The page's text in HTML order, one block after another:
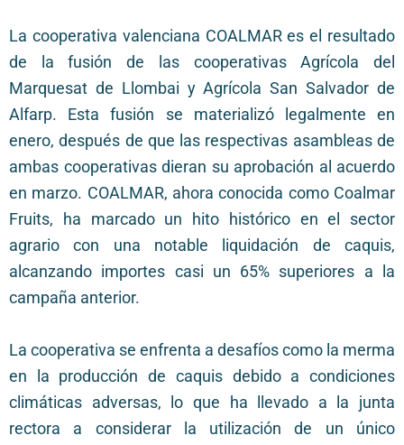
La cooperativa valenciana COALMAR es el resultado
de la fusión de las cooperativas Agrícola del
Marquesat de Llombai y Agrícola San Salvador de
Alfarp. Esta fusión se materializó legalmente en
enero, después de que las respectivas asambleas de
ambas cooperativas dieran su aprobación al acuerdo
en marzo. COALMAR, ahora conocida como Coalmar
Fruits, ha marcado un hito histórico en el sector
agrario con una notable liquidación de caquis,
alcanzando importes casi un 65% superiores a la
campaña anterior.
La cooperativa se enfrenta a desafíos como la merma
en la producción de caquis debido a condiciones
climáticas adversas, lo que ha llevado a la junta
rectora a considerar la utilización de un único